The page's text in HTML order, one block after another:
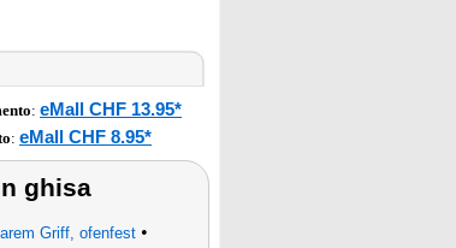
: eMall CHF 13.95*
: eMall CHF 8.95*
ghisa
Griff, ofenfest •